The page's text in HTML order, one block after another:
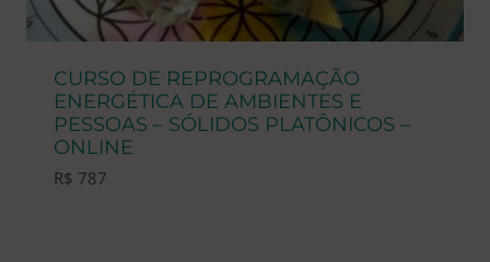
CURSO DE REPROGRAMAÇÃO
ENERGÉTICA DE AMBIENTES E
PESSOAS – SÓLIDOS PLATÔNICOS –
ONLINE
R$ 787